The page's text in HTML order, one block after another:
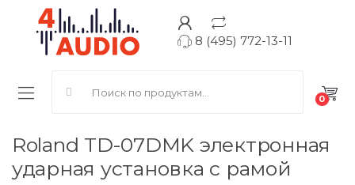
8 (495) 772-13-11
0
Roland TD-07DMK электронная
ударная установка с рамой